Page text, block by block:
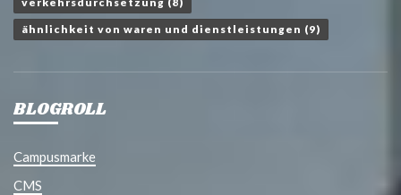
ähnlichkeit von waren und dienstleistungen (9)
BLOGROLL
Campusmarke
CMS